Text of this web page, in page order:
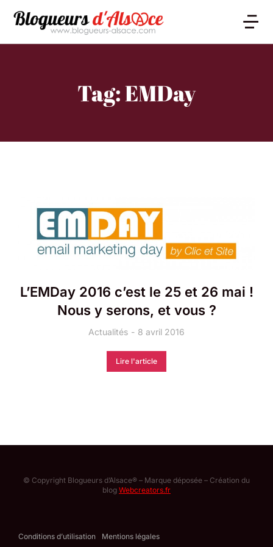
Tag: EMDay
L’EMDay 2016 c’est le 25 et 26 mai !
Nous y serons, et vous ?
Actualités 8 avril 2016
Lire l'article
© Copyright Blogueurs d’Alsace® – Marque déposée – Création du
blog Webcreators.fr
Conditions d’utilisation Mentions légales